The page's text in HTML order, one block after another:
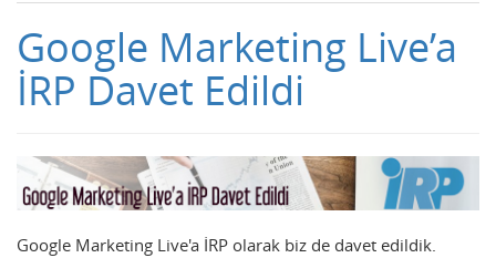
Google Marketing Live’a
İRP Davet Edildi
Google Marketing Live'a İRP olarak biz de davet edildik.